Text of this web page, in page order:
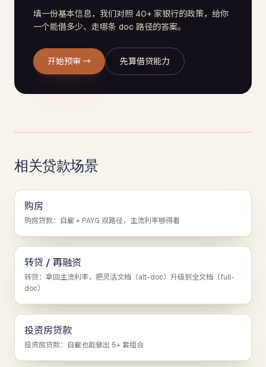
填一份基本信息，我们对照 40+ 家银行的政策，给你
一个能借多少、走哪条 doc 路径的答案。
开始预审 → 先算借贷能力
相关贷款场景
购房
购房贷款：自雇 + PAYG 双路径，主流利率够得着
转贷 / 再融资
转贷：拿回主流利率，把灵活文档（alt-doc）升级到全文档（full-
doc）
投资房贷款
投资房贷款：自雇也能做出 5+ 套组合